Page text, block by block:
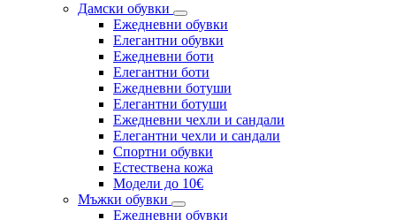
Дамски обувки
Eжедневни обувки
Eлегантни обувки
Eжедневни боти
Eлегантни боти
Eжедневни ботуши
Eлегантни ботуши
Ежедневни чехли и сандали
Елегантни чехли и сандали
Спортни обувки
Естествена кожа
Модели до 10€
Мъжки обувки
Ежедневни обувки